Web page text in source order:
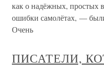
как о надёжных,
ошибки самолётах, —
Очень
ПИСАТЕЛИ,